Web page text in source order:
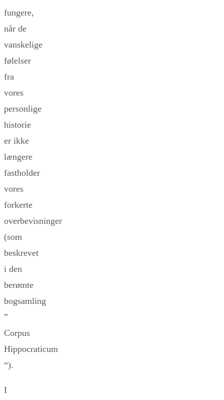
fungere,
når de
vanskelige
følelser
fra
vores
personlige
historie
er ikke
længere
fastholder
vores
forkerte
overbevisninger
(som
beskrevet
i den
berømte
bogsamling
”
Corpus
Hippocraticum
“).
I